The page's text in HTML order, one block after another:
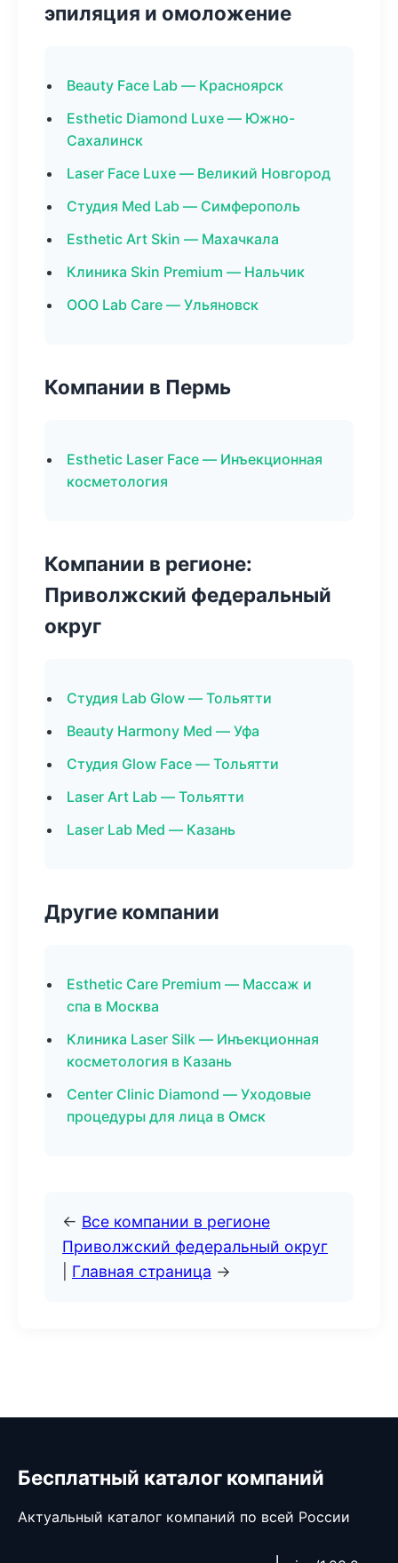
эпиляция и омоложение
Beauty Face Lab — Красноярск
Esthetic Diamond Luxe — Южно-
Сахалинск
Laser Face Luxe — Великий Новгород
Студия Med Lab — Симферополь
Esthetic Art Skin — Махачкала
Клиника Skin Premium — Нальчик
ООО Lab Care — Ульяновск
Компании в Пермь
Esthetic Laser Face — Инъекционная
косметология
Компании в регионе:
Приволжский федеральный
округ
Студия Lab Glow — Тольятти
Beauty Harmony Med — Уфа
Студия Glow Face — Тольятти
Laser Art Lab — Тольятти
Laser Lab Med — Казань
Другие компании
Esthetic Care Premium — Массаж и
спа в Москва
Клиника Laser Silk — Инъекционная
косметология в Казань
Center Clinic Diamond — Уходовые
процедуры для лица в Омск
← Все компании в регионе
Приволжский федеральный округ
Главная страница →
Бесплатный каталог компаний
Актуальный каталог компаний по всей России